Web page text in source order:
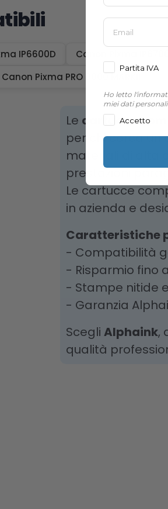
IP6600D Canon Pixma
Canon Pixma PRO 9000 MARKII
Le cartucce
per chi cerca un
materiali di alta
prestazioni
Le cartucce
in azienda e
Caratteristiche
- Compatibilità
- Risparmio fino
- Stampe nitide
- Garanzia
ScegliAlphaink,
qualità
Partita IVA
Ho letto
miei dati
Accetto